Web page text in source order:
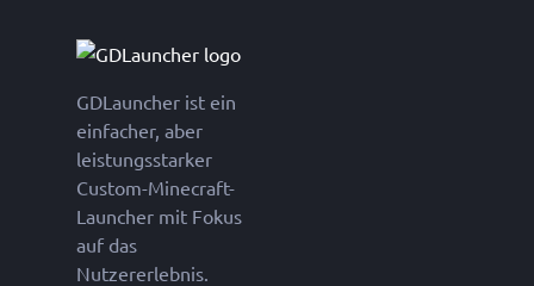
GDLauncher ist ein
einfacher, aber
leistungsstarker
Custom-Minecraft-
Launcher mit Fokus
auf das
Nutzererlebnis.